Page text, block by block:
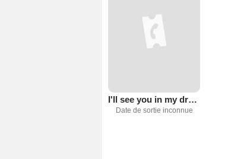
I'll see you in my dreams
Date de sortie inconnue